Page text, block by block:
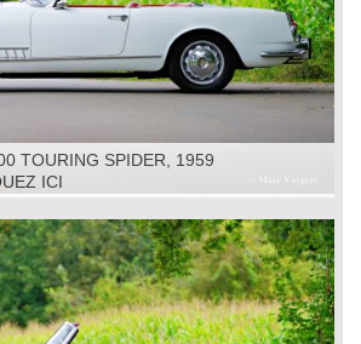
TOURING SPIDER, 1959
ICI